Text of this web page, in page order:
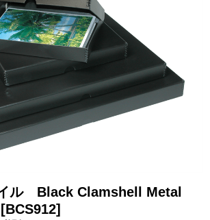
ル Black Clamshell Metal
[BCS912]